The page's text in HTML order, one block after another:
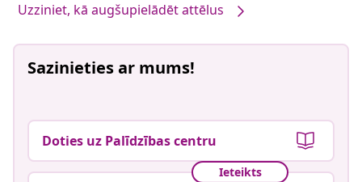
Uzziniet, kā augšupielādēt attēlus
Sazinieties ar mums!
Doties uz Palīdzības centru
Ieteikts